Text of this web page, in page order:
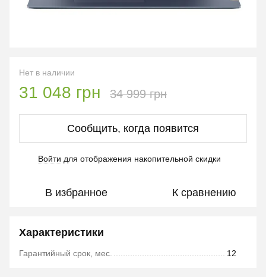
Нет в наличии
31 048 грн 34 999 грн
Сообщить, когда появится
Войти для отображения накопительной скидки
В избранное К сравнению
Характеристики
Гарантийный срок, мес. 12